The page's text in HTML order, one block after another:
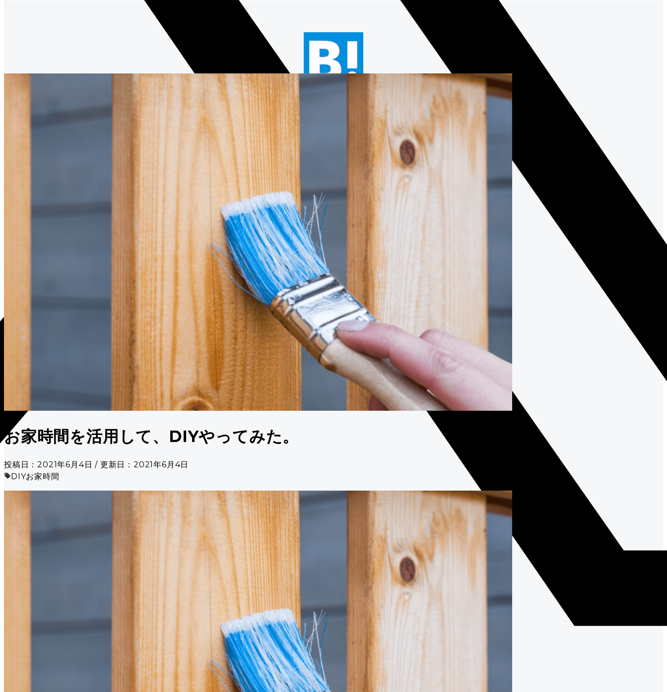
お家時間を活用して、DIYやってみた。
投稿日：2021年6月4日 / 更新日：2021年6月4日
DIYお家時間